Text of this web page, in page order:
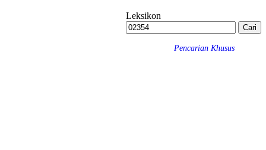
Leksikon
Pencarian Khusus